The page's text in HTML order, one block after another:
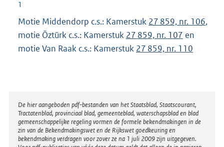
1
Motie Middendorp c.s.: Kamerstuk 27 859, nr. 106,
motie Öztürk c.s.: Kamerstuk 27 859, nr. 107 en
motie Van Raak c.s.: Kamerstuk 27 859, nr. 110
Disclaimer
De hier aangeboden pdf-bestanden van het Staatsblad, Staatscourant,
Tractatenblad, provinciaal blad, gemeenteblad, waterschapsblad en blad
gemeenschappelijke regeling vormen de formele bekendmakingen in de
zin van de Bekendmakingswet en de Rijkswet goedkeuring en
bekendmaking verdragen voor zover ze na 1 juli 2009 zijn uitgegeven.